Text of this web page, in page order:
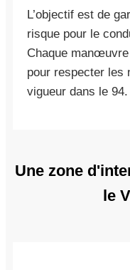
L’objectif est de
risque pour le
Chaque
pour respecter les
vigueur dans le 94.
Une zone
le